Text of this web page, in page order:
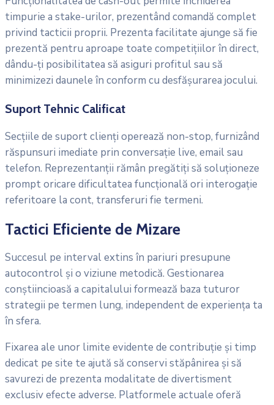
timpurie a stake-urilor, prezentând comandă complet
privind tacticii proprii. Prezenta facilitate ajunge să fie
prezentă pentru aproape toate competițiilor în direct,
dându-ți posibilitatea să asiguri profitul sau să
minimizezi daunele în conform cu desfășurarea jocului.
Suport Tehnic Calificat
Secțiile de suport clienți operează non-stop, furnizând
răspunsuri imediate prin conversație live, email sau
telefon. Reprezentanții rămân pregătiți să soluționeze
prompt oricare dificultatea funcțională ori interogație
referitoare la cont, transferuri fie termeni.
Tactici Eficiente de Mizare
Succesul pe interval extins în pariuri presupune
autocontrol și o viziune metodică. Gestionarea
conștiincioasă a capitalului formează baza tuturor
strategii pe termen lung, independent de experiența ta
în sfera.
Fixarea ale unor limite evidente de contribuție și timp
dedicat pe site te ajută să conservi stăpânirea și să
savurezi de prezenta modalitate de divertisment
exclusiv efecte adverse. Platformele actuale oferă